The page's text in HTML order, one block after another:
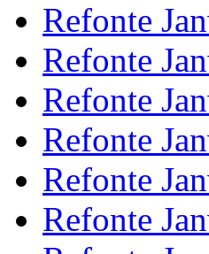
Refonte
Refonte
Refonte
Refonte
Refonte
Refonte